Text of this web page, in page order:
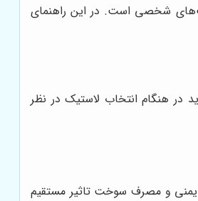
شخصی است. در این راهنمای
در هنگام انتخاب لاستیک در نظر
ایمنی و مصرف سوخت تاثیر مستقیم